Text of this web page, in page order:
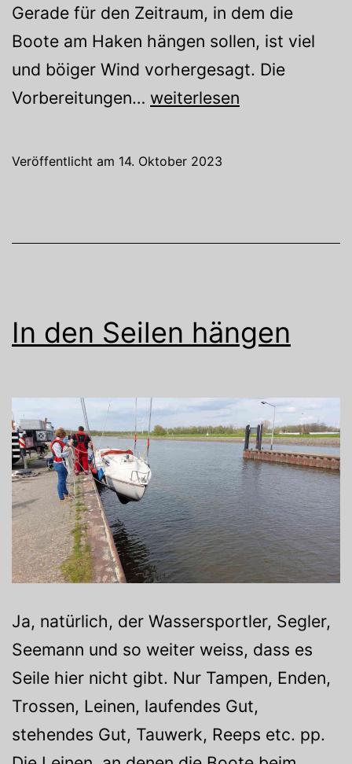
Gerade für den Zeitraum, in dem die
Boote am Haken hängen sollen, ist viel
und böiger Wind vorhergesagt. Die
Vorbereitungen… Boote
dem
weiterlesen
Veröffentlicht am 14. Oktober 2023
In den Seilen hängen
Ja, natürlich, der Wassersportler, Segler,
Seemann und so weiter weiss, dass es
Seile hier nicht gibt. Nur Tampen, Enden,
Trossen, Leinen, laufendes Gut,
stehendes Gut, Tauwerk, Reeps etc. pp.